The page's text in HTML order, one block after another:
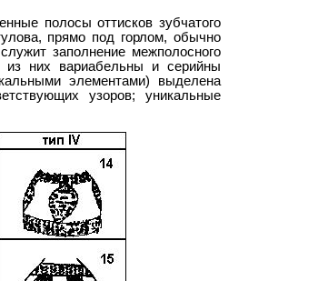
полосы оттисков зубчатого
прямо под горлом, обычно
заполнение межполосного
из них вариабельны и серийны
элементами) выделена
узоров; уникальные